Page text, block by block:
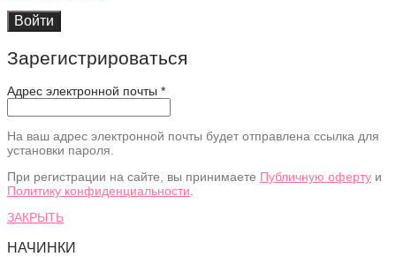
Войти
Зарегистрироваться
Адрес электронной почты *
На ваш адрес электронной почты будет отправлена ссылка для
установки пароля.
При регистрации на сайте, вы принимаете Публичную оферту и
Политику конфиденциальности.
ЗАКРЫТЬ
НАЧИНКИ